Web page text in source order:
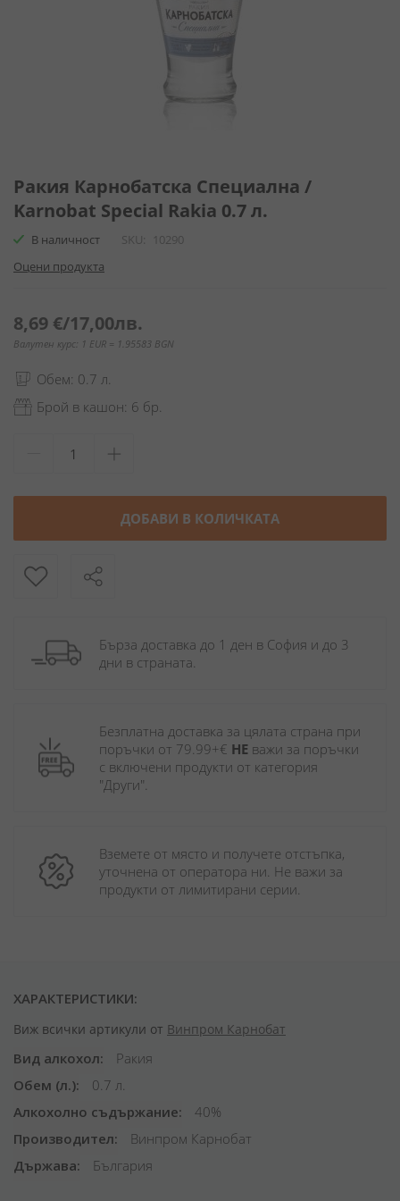
към
началото
на
галерия
снимки
Ракия Карнобатска Специална /
Karnobat Special Rakia 0.7 л.
В наличност SKU
10290
Оцени продукта
8,69 €/17,00лв.
Валутен курс: 1 EUR = 1.95583 BGN
Обем: 0.7 л.
Брой в кашон: 6 бр.
ДОБАВИ В КОЛИЧКАТА
Бърза доставка до 1 ден в София и до 3
дни в страната.
Безплатна доставка за цялата страна при
поръчки от 79.99+€ НЕ важи за поръчки
с включени продукти от категория
"Други".
Вземете от място и получете отстъпка,
уточнена от оператора ни. Не важи за
продукти от лимитирани серии.
ХАРАКТЕРИСТИКИ:
Виж всички артикули от Винпром Карнобат
Вид алкохол
Ракия
Обем (л.)
0.7 л.
Алкохолно съдържание
40%
Производител
Винпром Карнобат
Държава
България